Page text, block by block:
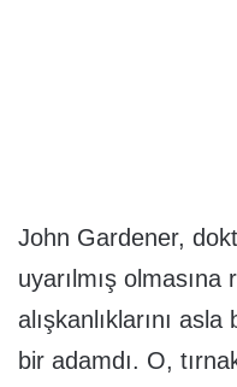
John Gardener,
uyarılmış
alışkanlıklarını
bir adamdı. O,